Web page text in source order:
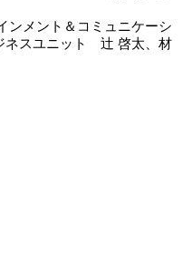
メント＆コミュニケーシ
ネスユニット 辻 啓太、材